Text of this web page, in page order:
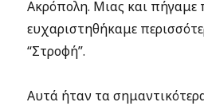
Ακρόπολη. Μιας και πήγαμε
ευχαριστηθήκαμε
“Στροφή”.
Αυτά ήταν τα